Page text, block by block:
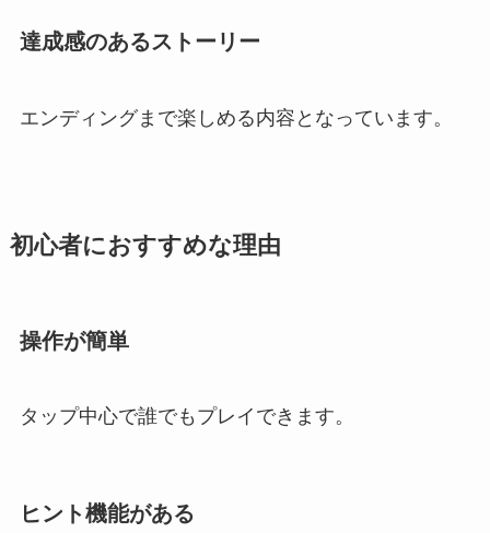
達成感のあるストーリー
エンディングまで楽しめる内容となっています。
初心者におすすめな理由
操作が簡単
タップ中心で誰でもプレイできます。
ヒント機能がある